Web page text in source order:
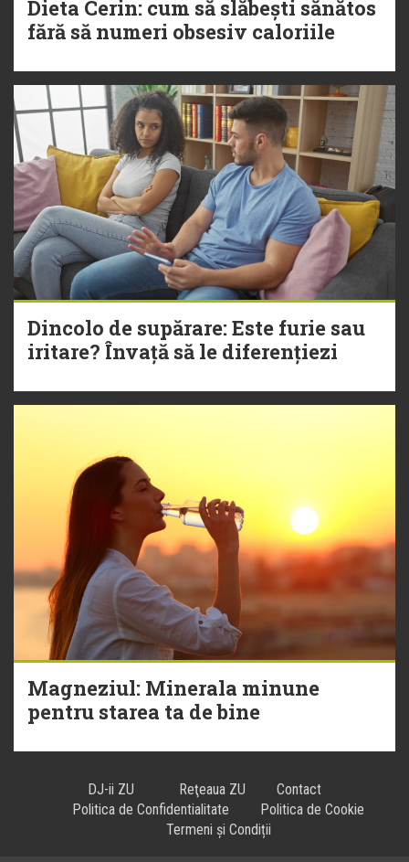
Dieta Cerin: cum să slăbești sănătos
fără să numeri obsesiv caloriile
Dincolo de supărare: Este furie sau
iritare? Învață să le diferențiezi
Magneziul: Minerala minune
pentru starea ta de bine
DJ-ii ZU Reţeaua ZU
Contact
Politica de Confidentialitate
Politica de Cookie
Termeni și Condiții